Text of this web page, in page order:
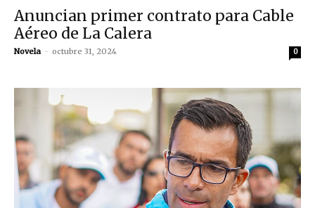
Anuncian primer contrato para Cable
Aéreo de La Calera
Novela - octubre 31, 2024 0